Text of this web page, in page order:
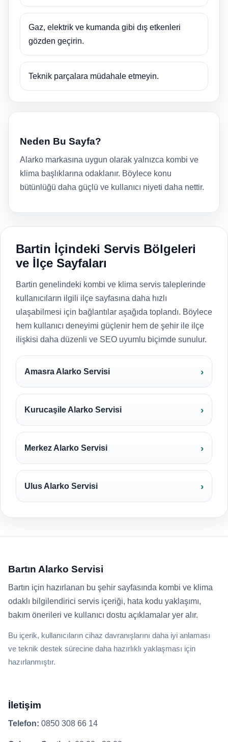
Gaz, elektrik ve kumanda gibi dış etkenleri
gözden geçirin.
Teknik parçalara müdahale etmeyin.
Neden Bu Sayfa?
Alarko markasına uygun olarak yalnızca kombi ve
klima başlıklarına odaklanır. Böylece konu
bütünlüğü daha güçlü ve kullanıcı niyeti daha nettir.
Bartin İçindeki Servis Bölgeleri
ve İlçe Sayfaları
Bartin genelindeki kombi ve klima servis taleplerinde
kullanıcıların ilgili ilçe sayfasına daha hızlı
ulaşabilmesi için bağlantılar aşağıda toplandı. Böylece
hem kullanıcı deneyimi güçlenir hem de şehir ile ilçe
ilişkisi daha düzenli ve SEO uyumlu biçimde sunulur.
Amasra Alarko Servisi
Kurucaşile Alarko Servisi
Merkez Alarko Servisi
Ulus Alarko Servisi
Bartın Alarko Servisi
Bartın için hazırlanan bu şehir sayfasında kombi ve klima
odaklı bilgilendirici servis içeriği, hata kodu yaklaşımı,
bakım önerileri ve kullanıcı dostu açıklamalar yer alır.
Bu içerik, kullanıcıların cihaz davranışlarını daha iyi anlaması
ve teknik destek sürecine daha hazırlıklı yaklaşması için
hazırlanmıştır.
İletişim
Telefon: 0850 308 66 14